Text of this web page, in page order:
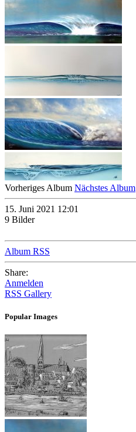
Vorheriges Album Nächstes Album
15. Juni 2021 12:01
9 Bilder
Album RSS
Share:
Anmelden
RSS Gallery
Popular Images